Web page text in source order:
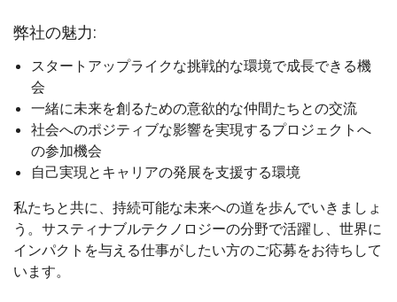
弊社の魅力:
スタートアップライクな挑戦的な環境で成長できる機
会
一緒に未来を創るための意欲的な仲間たちとの交流
社会へのポジティブな影響を実現するプロジェクトへ
の参加機会
自己実現とキャリアの発展を支援する環境
私たちと共に、持続可能な未来への道を歩んでいきましょ
う。サスティナブルテクノロジーの分野で活躍し、世界に
インパクトを与える仕事がしたい方のご応募をお待ちして
います。